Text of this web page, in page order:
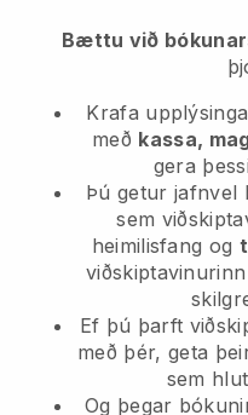
Bættu við
Krafa
með kassa,
gera
Þú getur jafnvel
sem
heimilisfang og
Ef þú þarft
með þér, geta
sem
Og þegar